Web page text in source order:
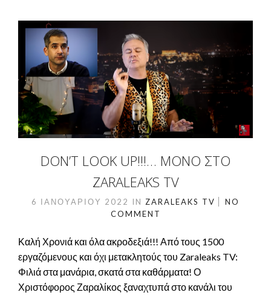
DON’T LOOK UP!!!… ΜΌΝΟ ΣΤΟ
ZARALEAKS TV
6 ΙΑΝΟΥΑΡΊΟΥ 2022 IN ZARALEAKS TV
NO
COMMENT
Καλή Χρονιά και όλα ακροδεξιά!!! Από τους 1500
εργαζόμενους και όχι μετακλητούς του Zaraleaks TV:
Φιλιά στα μανάρια, σκατά στα καθάρματα! Ο
Χριστόφορος Ζαραλίκος ξαναχτυπά στο κανάλι του